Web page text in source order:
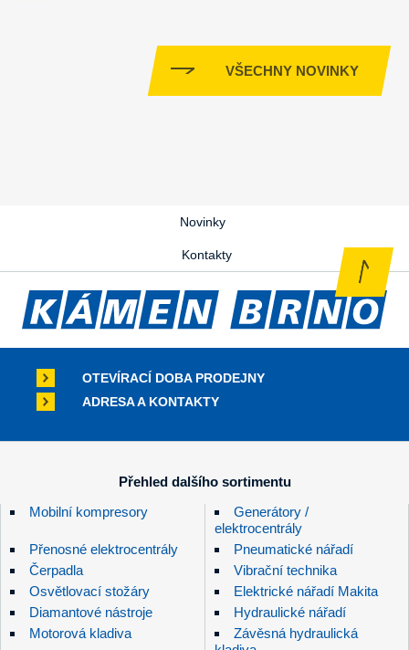
VŠECHNY NOVINKY
Novinky
Kontakty
OTEVÍRACÍ DOBA PRODEJNY
ADRESA A KONTAKTY
Přehled dalšího sortimentu
Mobilní kompresory
Generátory /
elektrocentrály
Přenosné elektrocentrály
Pneumatické nářadí
Čerpadla
Vibrační technika
Osvětlovací stožáry
Elektrické nářadí Makita
Diamantové nástroje
Hydraulické nářadí
Motorová kladiva
Závěsná hydraulická